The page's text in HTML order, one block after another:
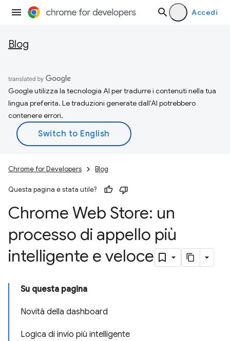
Accedi
Blog
Google utilizza la tecnologia AI per tradurre i contenuti nella tua
lingua preferita. Le traduzioni generate dall'AI potrebbero
contenere errori.
Chrome for Developers Blog
Questa pagina è stata utile?
Chrome Web Store: un
processo di appello più
intelligente e veloce
Su questa pagina
Novità della dashboard
Logica di invio più intelligente